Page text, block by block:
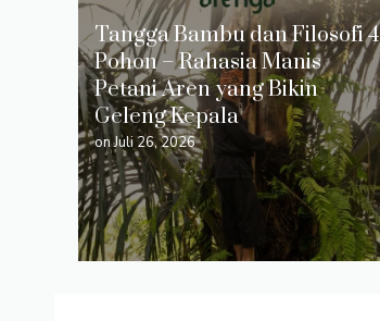
Tangga Bambu dan Filosofi 4
Pohon – Rahasia Manis
Petani Aren yang Bikin
Geleng Kepala
onJuli 26, 2026